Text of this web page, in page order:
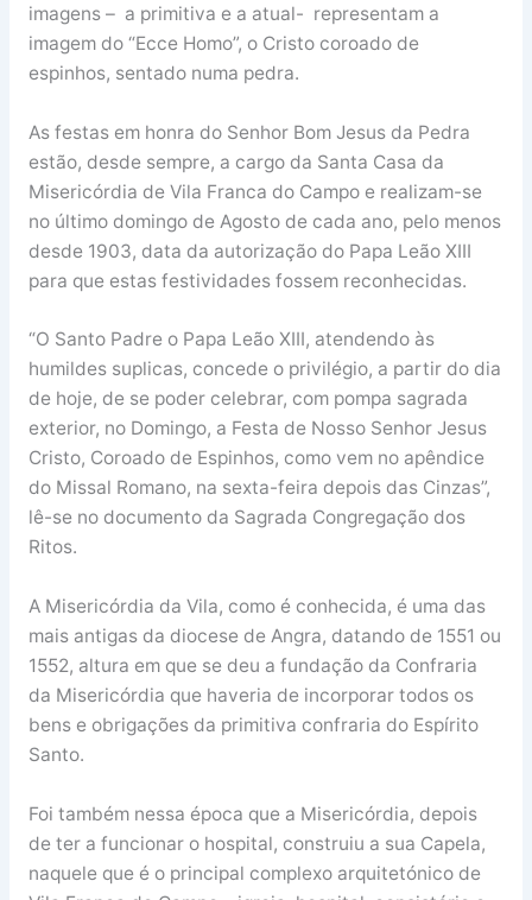
imagens – a primitiva e a atual- representam a
imagem do “Ecce Homo”, o Cristo coroado de
espinhos, sentado numa pedra.
As festas em honra do Senhor Bom Jesus da Pedra
estão, desde sempre, a cargo da Santa Casa da
Misericórdia de Vila Franca do Campo e realizam-se
no último domingo de Agosto de cada ano, pelo menos
desde 1903, data da autorização do Papa Leão XIII
para que estas festividades fossem reconhecidas.
“O Santo Padre o Papa Leão XIII, atendendo às
humildes suplicas, concede o privilégio, a partir do dia
de hoje, de se poder celebrar, com pompa sagrada
exterior, no Domingo, a Festa de Nosso Senhor Jesus
Cristo, Coroado de Espinhos, como vem no apêndice
do Missal Romano, na sexta-feira depois das Cinzas”,
lê-se no documento da Sagrada Congregação dos
Ritos.
A Misericórdia da Vila, como é conhecida, é uma das
mais antigas da diocese de Angra, datando de 1551 ou
1552, altura em que se deu a fundação da Confraria
da Misericórdia que haveria de incorporar todos os
bens e obrigações da primitiva confraria do Espírito
Santo.
Foi também nessa época que a Misericórdia, depois
de ter a funcionar o hospital, construiu a sua Capela,
naquele que é o principal complexo arquitetónico de